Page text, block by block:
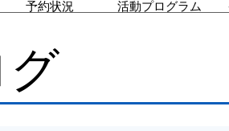
予約状況 活動プログラム